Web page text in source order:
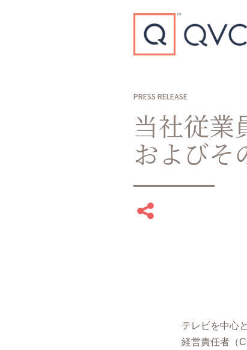
Type to search
PRESS RELEASE
当社従業
およびそ
テレビを中⼼
経営責任者（